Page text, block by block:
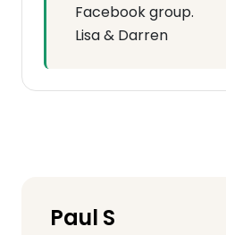
Facebook group.
Lisa & Darren
Paul S